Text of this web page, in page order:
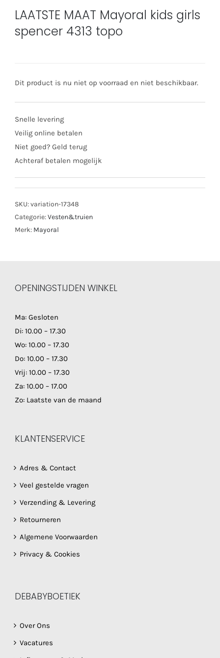
LAATSTE MAAT Mayoral kids girls
spencer 4313 topo
Dit product is nu niet op voorraad en niet beschikbaar.
Snelle levering
Veilig online betalen
Niet goed? Geld terug
Achteraf betalen mogelijk
SKU:variation-17348
Categorie:Vesten&truien
Merk: Mayoral
OPENINGSTIJDEN WINKEL
Ma: Gesloten
Di: 10.00 – 17.30
Wo: 10.00 – 17.30
Do: 10.00 – 17.30
Vrij: 10.00 – 17.30
Za: 10.00 – 17.00
Zo: Laatste van de maand
KLANTENSERVICE
Adres & Contact
Veel gestelde vragen
Verzending & Levering
Retourneren
Algemene Voorwaarden
Privacy & Cookies
DEBABYBOETIEK
Over Ons
Vacatures